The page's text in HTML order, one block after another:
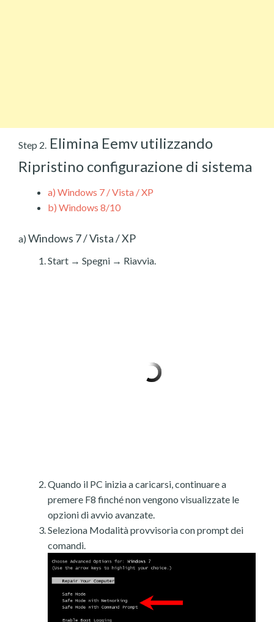
Step 2. Elimina Eemv utilizzando
Ripristino configurazione di sistema
a) Windows 7 / Vista / XP
b) Windows 8/10
a) Windows 7 / Vista / XP
Start → Spegni → Riavvia.
Quando il PC inizia a caricarsi, continuare a
premere F8 finché non vengono visualizzate le
opzioni di avvio avanzate.
Seleziona Modalità provvisoria con prompt dei
comandi.